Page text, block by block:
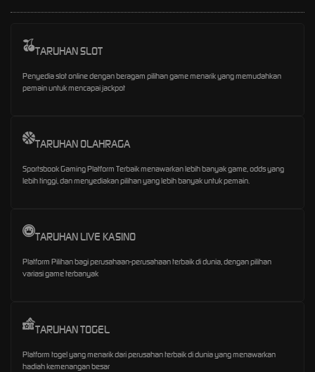
TARUHAN SLOT
Penyedia slot online dengan beragam pilihan game menarik yang memudahkan
pemain untuk mencapai jackpot
TARUHAN OLAHRAGA
Sportsbook Gaming Platform Terbaik menawarkan lebih banyak game, odds yang
lebih tinggi, dan menyediakan pilihan yang lebih banyak untuk pemain.
TARUHAN LIVE KASINO
Platform Pilihan bagi perusahaan-perusahaan terbaik di dunia, dengan pilihan
variasi game terbanyak
TARUHAN TOGEL
Platform togel yang menarik dari perusahan terbaik di dunia yang menawarkan
hadiah kemenangan besar